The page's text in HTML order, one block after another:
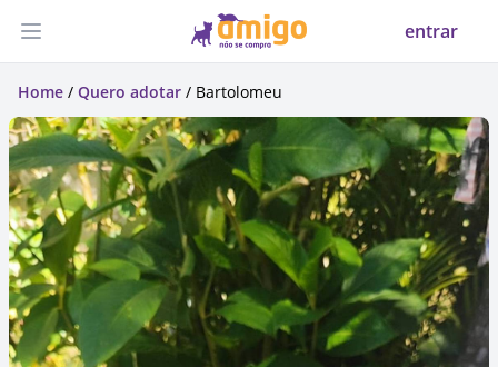
Abrir menu entrar
Home / Quero adotar / Bartolomeu